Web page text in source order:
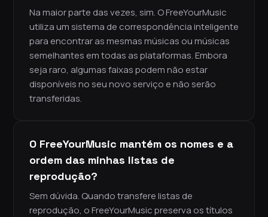
Na maior parte das vezes, sim. O FreeYourMusic
utiliza um sistema de correspondência inteligente
para encontrar as mesmas músicas ou músicas
semelhantes em todas as plataformas. Embora
seja raro, algumas faixas podem não estar
disponíveis no seu novo serviço e não serão
transferidas.
O FreeYourMusic mantém os nomes e a
ordem das minhas listas de
reprodução?
Sem dúvida. Quando transfere listas de
reprodução, o FreeYourMusic preserva os títulos